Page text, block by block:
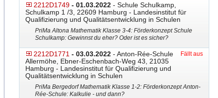
2212D1749 - 01.03.2022 - Schule Schulkamp,
Schulkamp 1 /3, 22609 Hamburg - Landesinstitut für
Qualifizierung und Qualitätsentwicklung in Schulen
PriMa Altona Mathematik Klasse 3-4: Förderkonzept Schule
Schulkamp: Gewinnst du eher? Oder ist es sicher?
2212D1771 - 03.03.2022 - Anton-Rée-Schule
Allermöhe, Ebner-Eschenbach-Weg 43, 21035
Hamburg - Landesinstitut für Qualifizierung und
Qualitätsentwicklung in Schulen
Fällt aus
PriMa Bergedorf Mathematik Klasse 1-2: Förderkonzept Anton-
Rée-Schule: Kalkulie ​ - und dann?